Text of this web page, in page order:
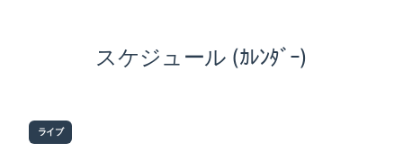
スケジュール (ｶﾚﾝﾀﾞｰ)
ライブ